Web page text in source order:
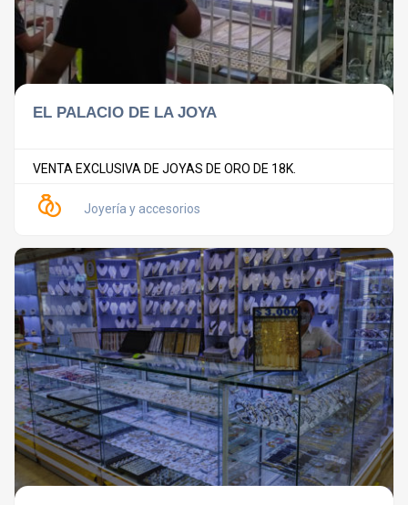
EL PALACIO DE LA JOYA
VENTA EXCLUSIVA DE JOYAS DE ORO DE 18K.
Joyería y accesorios